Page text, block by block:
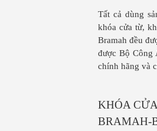
Tất cả dùng
khóa cửa từ,
Bramah đều
được Bộ Công
chính hãng và
KHÓA
BRAMAH-